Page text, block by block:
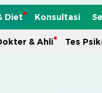
Diet Konsultasi
& Ahli Tes